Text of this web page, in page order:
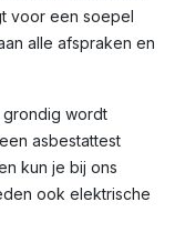
voor een soepel
alle afspraken en
wordt
asbestattest
kun je bij ons
ook elektrische